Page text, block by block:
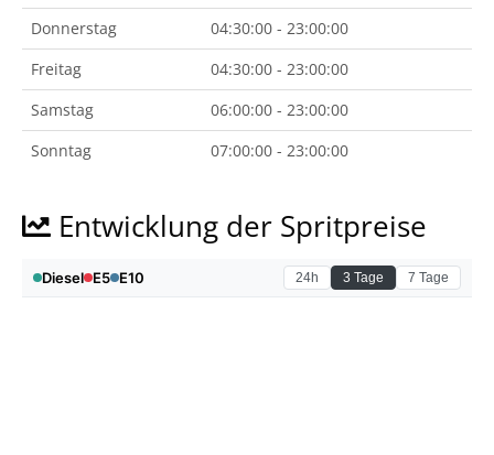
Donnerstag
04:30:00 - 23:00:00
Freitag
04:30:00 - 23:00:00
Samstag
06:00:00 - 23:00:00
Sonntag
07:00:00 - 23:00:00
Entwicklung der Spritpreise